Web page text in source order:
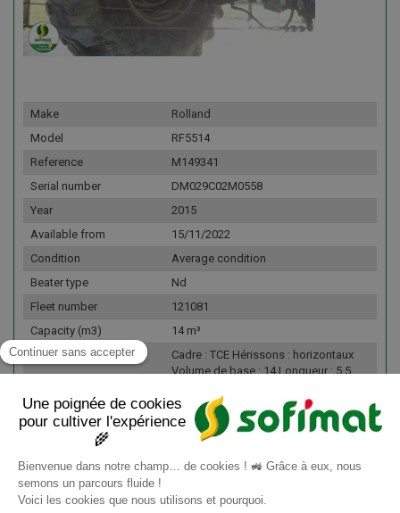
Make
Rolland
Model
RF5514
Reference
M149341
Serial number
DM029C02M0558
Year
2015
Available from
15/11/2022
Condition
Average condition
Beater type
Nd
Fleet number
121081
Capacity (m3)
14 m³
Details
Cadre : TCE Hérissons : horizontaux
Volume de base : 14 Longueur : 5,5
ressort Roues : 23-1R26 Usure des
pneus arrière : 50 Table d'épandage :
oui L'avis de notre expert : Prêt à partir